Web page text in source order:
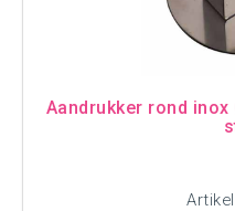
Aandrukker rond